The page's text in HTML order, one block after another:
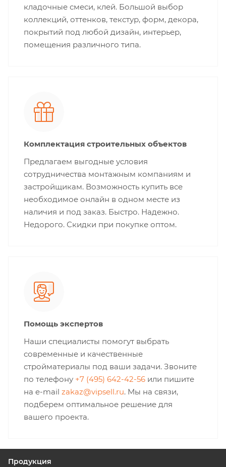
кладочные смеси, клей. Большой выбор
коллекций, оттенков, текстур, форм, декора,
покрытий под любой дизайн, интерьер,
помещения различного типа.
Комплектация строительных объектов
Предлагаем выгодные условия
сотрудничества монтажным компаниям и
застройщикам. Возможность купить все
необходимое онлайн в одном месте из
наличия и под заказ. Быстро. Надежно.
Недорого. Скидки при покупке оптом.
Помощь экспертов
Наши специалисты помогут выбрать
современные и качественные
стройматериалы под ваши задачи. Звоните
по телефону +7 (495) 642-42-56 или пишите
на e-mail zakaz@vipsell.ru. Мы на связи,
подберем оптимальное решение для
вашего проекта.
Продукция